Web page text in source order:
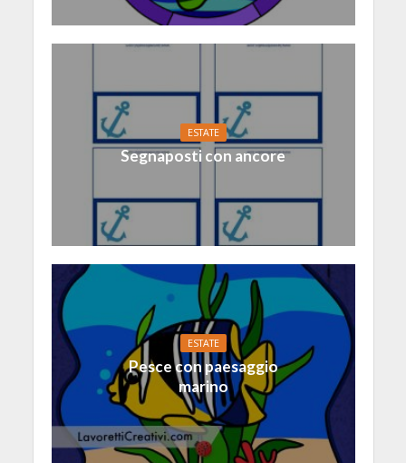
ESTATE
Segnaposti con ancore
ESTATE
Pesce con paesaggio
marino